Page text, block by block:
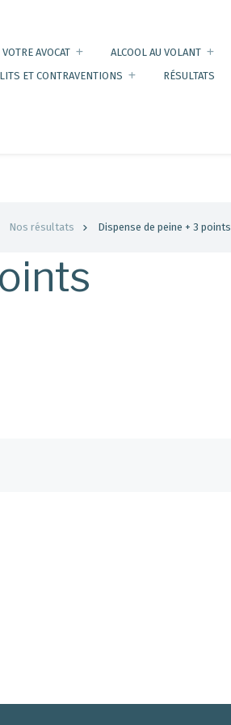
VOTRE AVOCAT ALCOOL AU VOLANT
ET CONTRAVENTIONS
RÉSULTATS
Nos résultats Dispense de peine + 3 points